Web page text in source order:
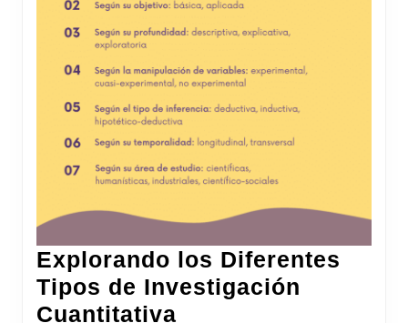
Explorando los Diferentes
Tipos de Investigación
Cuantitativa